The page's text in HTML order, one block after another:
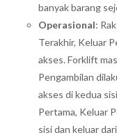
banyak barang
Operasional:
Terakhir, Keluar
akses. Forklift
Pengambilan
akses di kedua
Pertama, Keluar
sisi dan keluar